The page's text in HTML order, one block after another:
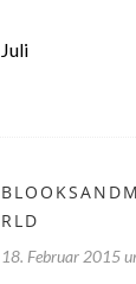
Juli
RLD
18. Februar 2015